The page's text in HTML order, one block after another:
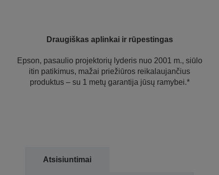
Draugiškas aplinkai ir rūpestingas
Epson, pasaulio projektorių lyderis nuo 2001 m., siūlo
itin patikimus, mažai priežiūros reikalaujančius
produktus – su 1 metų garantija jūsų ramybei.*
Atsisiuntimai